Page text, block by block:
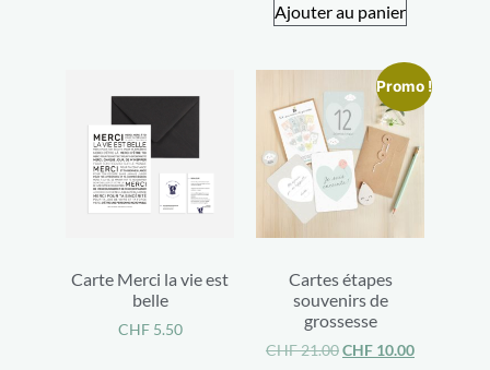
Ajouter au panier
Carte Merci la vie est
belle
CHF5.50
Promo !
Cartes étapes
souvenirs de
grossesse
CHF21.00CHF 10.00